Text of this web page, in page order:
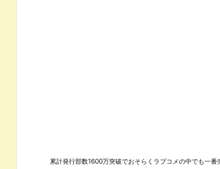
累計発行部数1600万突破でおそらくラブコメの中でも一番